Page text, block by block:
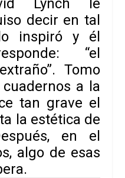
Lynch le
decir en tal
inspiró y él
“el
. Tomo
a la
tan grave el
la estética de
en el
algo de esas